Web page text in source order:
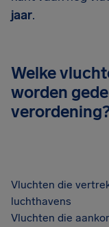
jaar.
Welke
worden
Vluchten die
luchthavens
Vluchten die